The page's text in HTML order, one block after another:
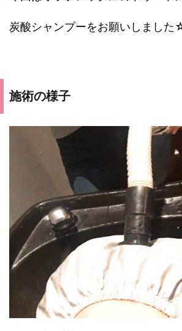
炭酸シャンプーをお願いしました
施術の様子